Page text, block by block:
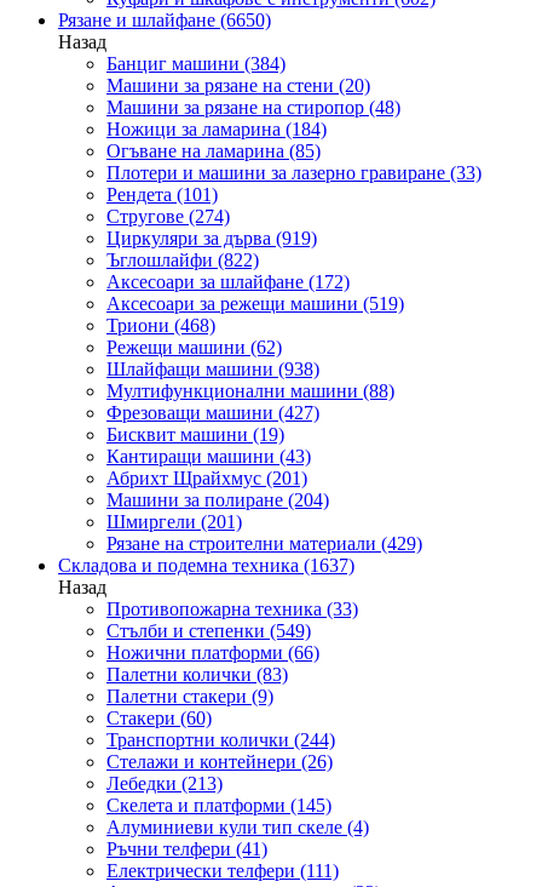
Рязане и шлайфане (6650)
Назад
Банциг машини (384)
Машини за рязане на стени (20)
Машини за рязане на стиропор (48)
Ножици за ламарина (184)
Огъване на ламарина (85)
Плотери и машини за лазерно гравиране (33)
Рендета (101)
Стругове (274)
Циркуляри за дърва (919)
Ъглошлайфи (822)
Аксесоари за шлайфане (172)
Аксесоари за режещи машини (519)
Триони (468)
Режещи машини (62)
Шлайфащи машини (938)
Мултифункционални машини (88)
Фрезоващи машини (427)
Бисквит машини (19)
Кантиращи машини (43)
Абрихт Щрайхмус (201)
Машини за полиране (204)
Шмиргели (201)
Рязане на строителни материали (429)
Складова и подемна техника (1637)
Назад
Противопожарна техника (33)
Стълби и степенки (549)
Ножични платформи (66)
Палетни колички (83)
Палетни стакери (9)
Стакери (60)
Транспортни колички (244)
Стелажи и контейнери (26)
Лебедки (213)
Скелета и платформи (145)
Алуминиеви кули тип скеле (4)
Ръчни телфери (41)
Електрически телфери (111)